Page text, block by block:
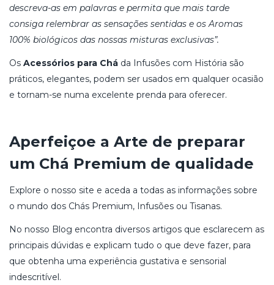
descreva-as em palavras e permita que mais tarde
consiga relembrar as sensações sentidas e os Aromas
100% biológicos das nossas misturas exclusivas”.
Os Acessórios para Chá da Infusões com História são
práticos, elegantes, podem ser usados em qualquer ocasião
e tornam-se numa excelente prenda para oferecer.
Aperfeiçoe a Arte de preparar
um Chá Premium de qualidade
Explore o nosso site e aceda a todas as informações sobre
o mundo dos Chás Premium, Infusões ou Tisanas.
No nosso Blog encontra diversos artigos que esclarecem as
principais dúvidas e explicam tudo o que deve fazer, para
que obtenha uma experiência gustativa e sensorial
indescritível.